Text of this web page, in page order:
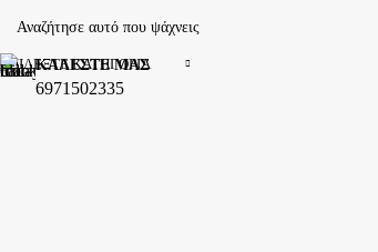
ΕΠΙΛΈΞΤΕ ΚΑΤΗΓΟΡΊΑ
ΚΑΛΕΣΤΕ ΜΑΣ
6971502335